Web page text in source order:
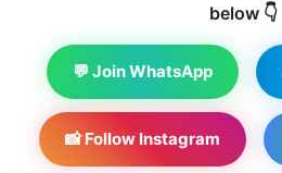
below 👇
💬 Join WhatsApp
📸 Follow Instagram